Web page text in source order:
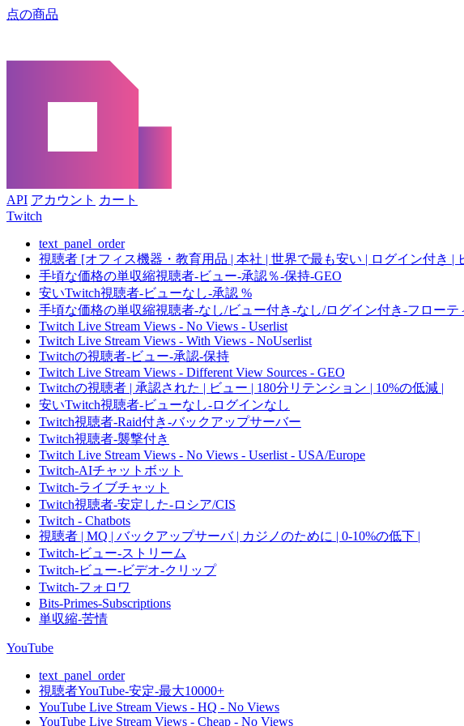
点の商品
API アカウント カート
Twitch
text_panel_order
視聴者 [オフィス機器・教育用品 | 本社 | 世界で最も安い | ログイン付き |
手頃な価格の単収縮視聴者-ビュー-承認％-保持-GEO
安いTwitch視聴者-ビューなし-承認 %
手頃な価格の単収縮視聴者-なし/ビュー付き-なし/ログイン付き-フローテ
Twitch Live Stream Views - No Views - Userlist
Twitch Live Stream Views - With Views - NoUserlist
Twitchの視聴者-ビュー-承認-保持
Twitch Live Stream Views - Different View Sources - GEO
Twitchの視聴者 | 承認された | ビュー | 180分リテンション | 10%の低減 |
安いTwitch視聴者-ビューなし-ログインなし
Twitch視聴者-Raid付き-バックアップサーバー
Twitch視聴者-襲撃付き
Twitch Live Stream Views - No Views - Userlist - USA/Europe
Twitch-AIチャットボット
Twitch-ライブチャット
Twitch視聴者-安定した-ロシア/CIS
Twitch - Chatbots
視聴者 | MQ | バックアップサーバ | カジノのために | 0-10%の低下 |
Twitch-ビュー-ストリーム
Twitch-ビュー-ビデオ-クリップ
Twitch-フォロワ
Bits-Primes-Subscriptions
単収縮-苦情
YouTube
text_panel_order
視聴者YouTube-安定-最大10000+
YouTube Live Stream Views - HQ - No Views
YouTube Live Stream Views - Cheap - No Views